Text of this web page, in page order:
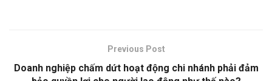
Previous Post
Doanh nghiệp chấm dứt hoạt động chi nhánh phải đảm